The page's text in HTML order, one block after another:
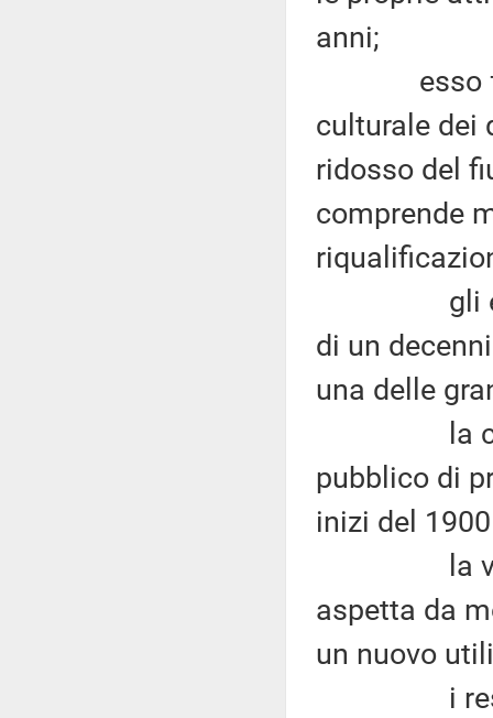
anni;
esso fa
culturale dei
ridosso del
comprende
gli ex
di un
una delle
la
pubblico di
inizi del
la vasta
aspetta da
un nuovo
i resti